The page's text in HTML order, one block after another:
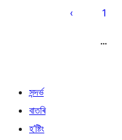
পৃষ্ঠাকৰণ
1
…
সন্দৰ্ভ
বাতৰি
হ’ষ্টিং